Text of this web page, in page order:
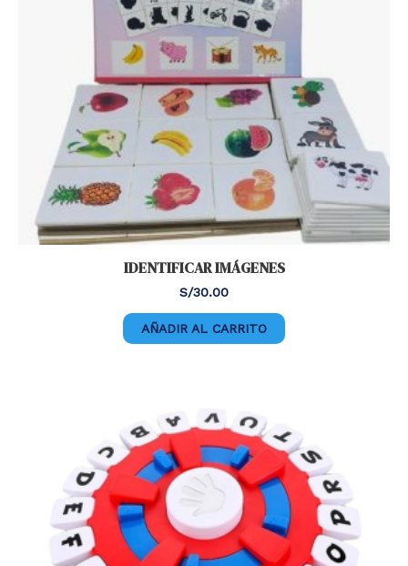
IDENTIFICAR IMÁGENES
S/30.00
AÑADIR AL CARRITO